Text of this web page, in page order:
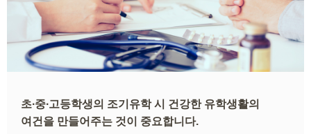
초∙중∙고등학생의 조기유학 시 건강한 유학생활의
여건을 만들어주는 것이 중요합니다.